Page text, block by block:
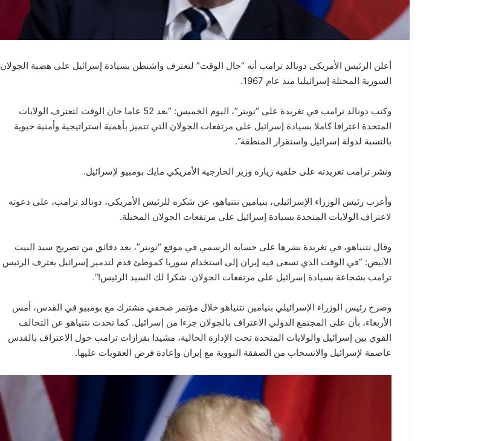
أعلن الرئيس الأمريكي دونالد ترامب أنه “حال الوقت” لتعترف واشنطن بسيادة إسرائيل على هضبة الجولان
السورية المحتلة إسرائيليا منذ عام 1967.
وكتب دونالد ترامب في تغريدة على “تويتر”، اليوم الخميس: “بعد 52 عاما حان الوقت لتعترف الولايات
المتحدة اعترافا كاملا بسيادة إسرائيل على مرتفعات الجولان التي تتميز بأهمية استراتيجية وأمنية حيوية
بالنسبة لدولة إسرائيل واستقرار المنطقة”.
ونشر ترامب تغريدته على خلفية زيارة وزير الخارجية الأمريكي مايك بومبيو لإسرائيل.
وأعرب رئيس الوزراء الإسرائيلي، بنيامين نتنياهو، عن شكره للرئيس الأمريكي، دونالد ترامب، على دعوته
لاعتراف الولايات المتحدة بسيادة إسرائيل على مرتفعات الجولان المحتلة.
وقال نتنياهو، في تغريدة نشرها على حسابه الرسمي في موقع “تويتر”، بعد دقائق من تصريح سيد البيت
الأبيض: “في الوقت الذي تسعى فيه إيران إلى استخدام سوريا كموطئ قدم لتدمير إسرائيل يعترف الرئيس
ترامب بشجاعة بسيادة إسرائيل على مرتفعات الجولان. شكرا لك السيد الرئيس!”.
وصرح رئيس الوزراء الإسرائيلي بنيامين نتنياهو خلال مؤتمر صحفي مشترك مع بومبيو في القدس، أمس
الأربعاء، بأن على المجتمع الدولي الاعتراف بالجولان جزءا من إسرائيل. كما تحدث نتنياهو عن التحالف
القوي بين إسرائيل والولايات المتحدة تحت الإدارة الحالية، مشيدا بقرارات ترامب حول الاعتراف بالقدس
عاصمة لإسرائيل والانسحاب من الصفقة النووية مع إيران وإعادة فرض العقوبات عليها.